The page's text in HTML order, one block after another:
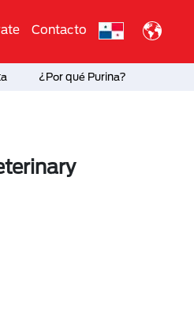
Contacto
¿Por qué Purina?